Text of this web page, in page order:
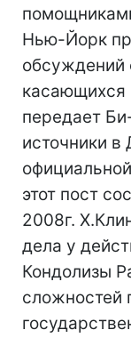
Нью-Йорк
обсуждений
касающихся
передает
источники в
этот пост
2008г.
дела у
Кондолизы
сложностей